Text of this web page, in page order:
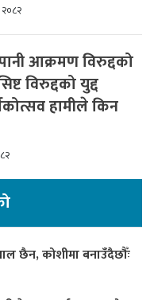
आक्रमण विरुद्दको
विरुद्दको युद्द
हामीले किन
छैन, कोशीमा बनाउँदैछौँः